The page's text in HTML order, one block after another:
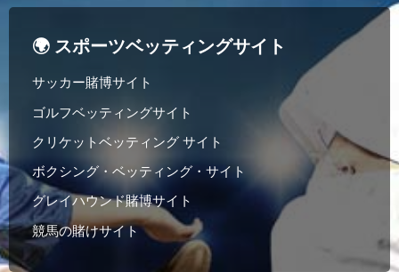
🌍 スポーツベッティングサイト
サッカー賭博サイト
ゴルフベッティングサイト
クリケットベッティング サイト
ボクシング・ベッティング・サイト
グレイハウンド賭博サイト
競馬の賭けサイト